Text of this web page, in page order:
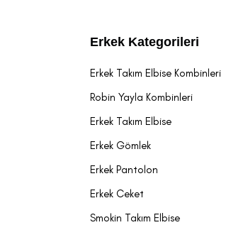
Erkek Kategorileri
Erkek Takım Elbise Kombinleri
Robin Yayla Kombinleri
Erkek Takım Elbise
Erkek Gömlek
Erkek Pantolon
Erkek Ceket
Smokin Takım Elbise